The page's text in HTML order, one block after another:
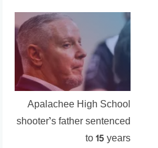
Apalachee High School
shooter’s father sentenced
to 15 years